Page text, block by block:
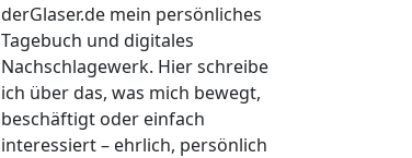
derGlaser.de mein persönliches
Tagebuch und digitales
Nachschlagewerk. Hier schreibe
ich über das, was mich bewegt,
beschäftigt oder einfach
interessiert – ehrlich, persönlich